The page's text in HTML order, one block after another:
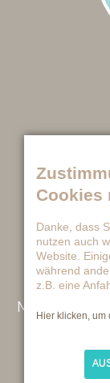
Cookies
Danke, dass
nutzen auch
Website.
während
z.B. eine
Hier klicken, um